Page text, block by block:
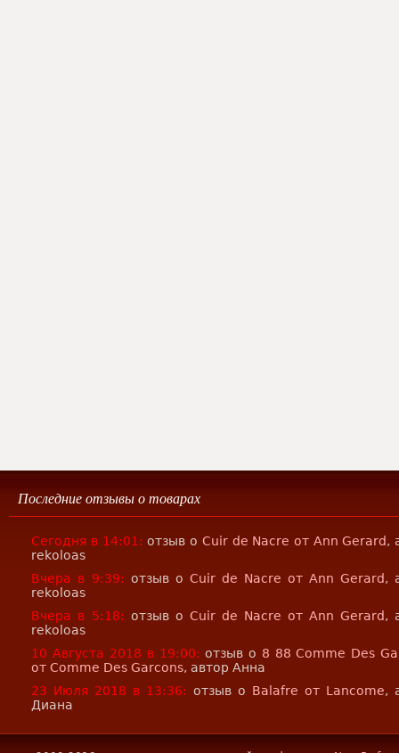
Последние отзывы о товарах
Сегодня в 14:01: отзыв о Cuir de Nacre от Ann Gerard,
rekoloas
Вчера в 9:39: отзыв о Cuir de Nacre от Ann Gerard,
rekoloas
Вчера в 5:18: отзыв о Cuir de Nacre от Ann Gerard,
rekoloas
10 Августа 2018 в 19:00: отзыв о 8 88 Comme Des
от Comme Des Garcons, автор Анна
23 Июля 2018 в 13:36: отзыв о Balafre от Lancome,
Диана